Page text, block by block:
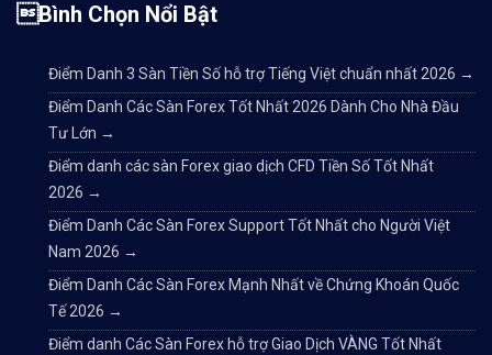
Bình Chọn Nổi Bật
Điểm Danh 3 Sàn Tiền Số hỗ trợ Tiếng Việt chuẩn nhất 2026 →
Điểm Danh Các Sàn Forex Tốt Nhất 2026 Dành Cho Nhà Đầu
Tư Lớn →
Điểm danh các sàn Forex giao dịch CFD Tiền Số Tốt Nhất
2026 →
Điểm Danh Các Sàn Forex Support Tốt Nhất cho Người Việt
Nam 2026 →
Điểm Danh Các Sàn Forex Mạnh Nhất về Chứng Khoán Quốc
Tế 2026 →
Điểm danh Các Sàn Forex hỗ trợ Giao Dịch VÀNG Tốt Nhất